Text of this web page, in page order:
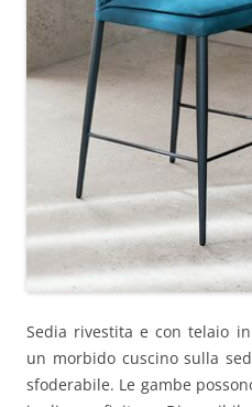
Sedia rivestita e con telaio
un morbido cuscino sulla
sfoderabile. Le gambe